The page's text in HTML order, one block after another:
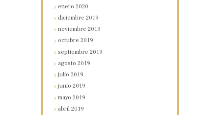
enero2020
diciembre2019
noviembre2019
octubre2019
septiembre2019
agosto2019
julio2019
junio2019
mayo2019
abril2019